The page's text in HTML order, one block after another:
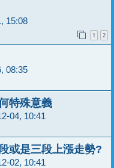
15:08
1 2
08:35
特殊意義
04, 10:41
或是三段上漲走勢?
02, 10:41